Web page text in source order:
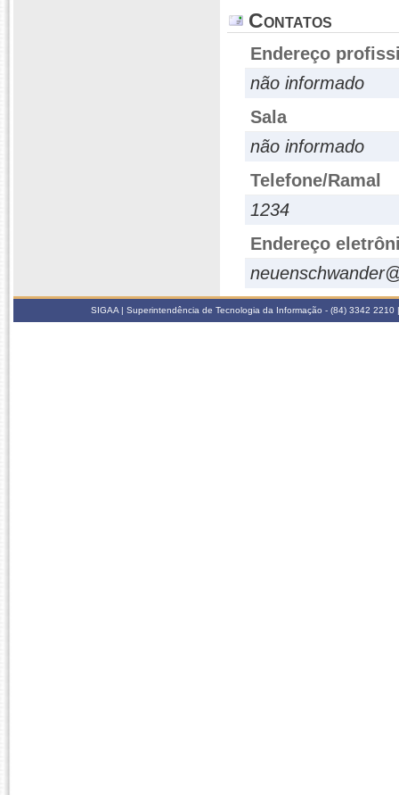
Contatos
Endereço
não informado
Sala
não informado
Telefone/Ramal
1234
Endereço
SIGAA | Superintendência de Tecnologia da Informação - (84) 3342